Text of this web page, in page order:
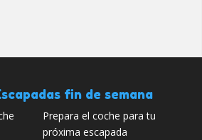
fin de semana
Prepara el coche para tu
próxima escapada